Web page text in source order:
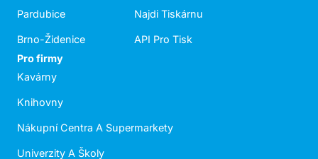
Pardubice
Brno-Židenice
Najdi Tiskárnu
API Pro Tisk
Pro firmy
Kavárny
Knihovny
Nákupní Centra A Supermarkety
Univerzity A Školy